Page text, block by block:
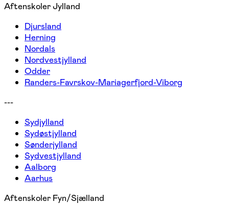
Aftenskoler Jylland
Djursland
Herning
Nordals
Nordvestjylland
Odder
Randers-Favrskov-Mariagerfjord-Viborg
---
Sydjylland
Sydøstjylland
Sønderjylland
Sydvestjylland
Aalborg
Aarhus
Aftenskoler Fyn/Sjælland